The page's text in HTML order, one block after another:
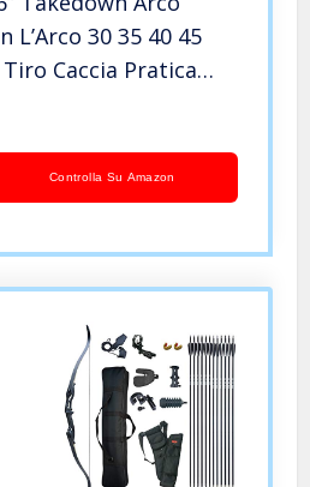
L’Arco 30 35 40 45
Caccia Pratica
Controlla Su Amazon